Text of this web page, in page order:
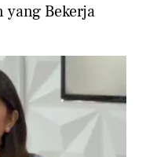
yang Bekerja